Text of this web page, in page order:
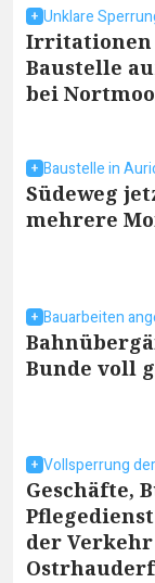
Unklare
Irritationen
Baustelle
bei
Baustelle in
Südeweg
mehrere
Bauarbeiten
Bunde voll
Vollsperrung
Geschäfte,
der